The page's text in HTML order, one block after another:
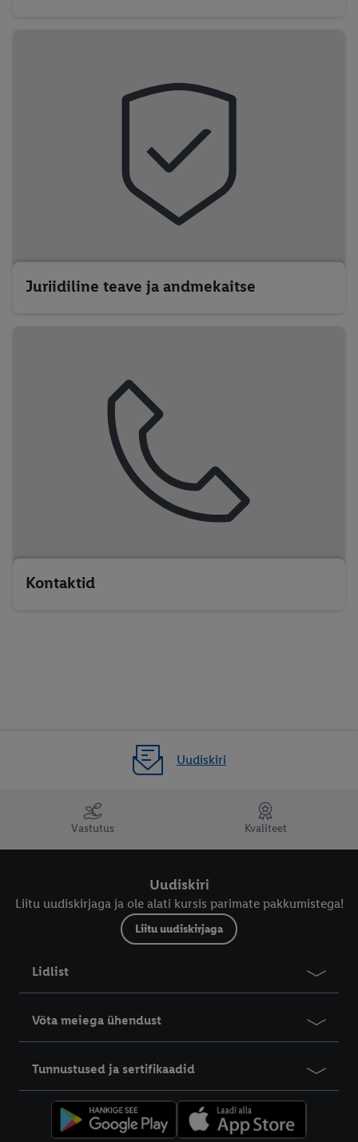
Juriidiline teave ja andmekaitse
Kontaktid
Uudiskiri
Vastutus Kvaliteet
Uudiskiri
Liitu uudiskirjaga ja ole alati kursis parimate pakkumistega!
Liitu uudiskirjaga
Lidlist
Võta meiega ühendust
Tunnustused ja sertifikaadid